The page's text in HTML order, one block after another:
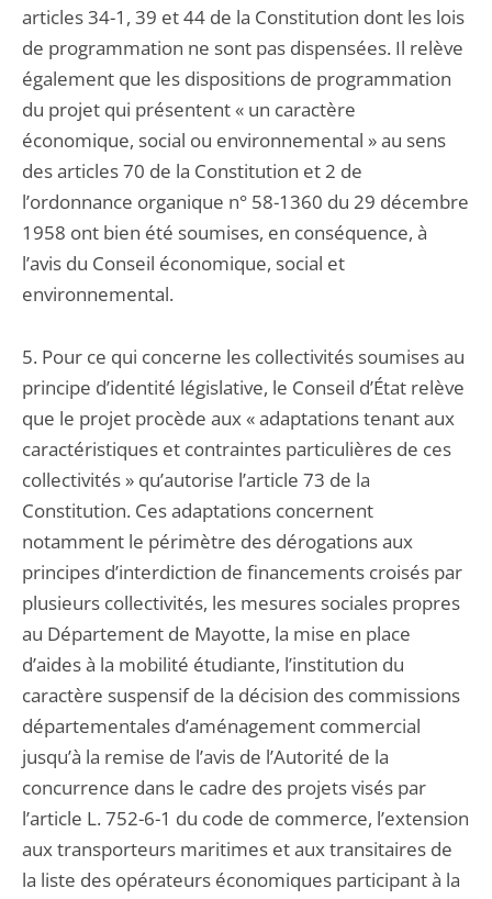
articles 34-1, 39 et 44 de la Constitution dont les lois
de programmation ne sont pas dispensées. Il relève
également que les dispositions de programmation
du projet qui présentent « un caractère
économique, social ou environnemental » au sens
des articles 70 de la Constitution et 2 de
l’ordonnance organique n° 58-1360 du 29 décembre
1958 ont bien été soumises, en conséquence, à
l’avis du Conseil économique, social et
environnemental.
5. Pour ce qui concerne les collectivités soumises au
principe d’identité législative, le Conseil d’État relève
que le projet procède aux « adaptations tenant aux
caractéristiques et contraintes particulières de ces
collectivités » qu’autorise l’article 73 de la
Constitution. Ces adaptations concernent
notamment le périmètre des dérogations aux
principes d’interdiction de financements croisés par
plusieurs collectivités, les mesures sociales propres
au Département de Mayotte, la mise en place
d’aides à la mobilité étudiante, l’institution du
caractère suspensif de la décision des commissions
départementales d’aménagement commercial
jusqu’à la remise de l’avis de l’Autorité de la
concurrence dans le cadre des projets visés par
l’article L. 752-6-1 du code de commerce, l’extension
aux transporteurs maritimes et aux transitaires de
la liste des opérateurs économiques participant à la